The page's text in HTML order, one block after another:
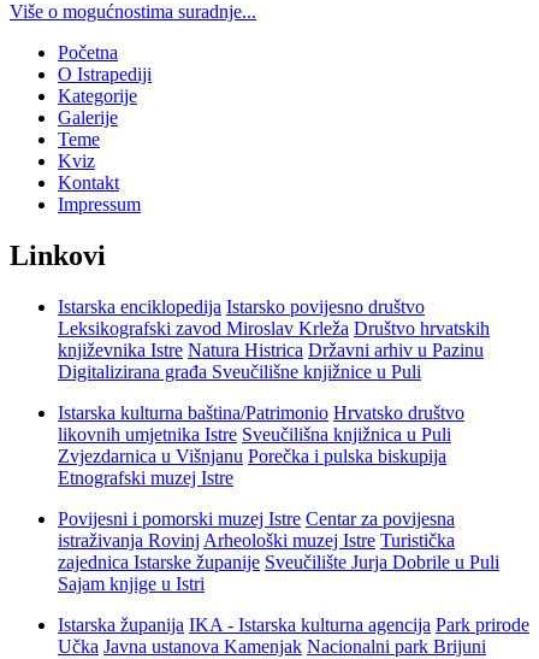
Više o mogućnostima suradnje...
Početna
O Istrapediji
Kategorije
Galerije
Teme
Kviz
Kontakt
Impressum
Linkovi
Istarska enciklopedija Istarsko povijesno društvo
Leksikografski zavod Miroslav Krleža Društvo hrvatskih
književnika Istre Natura Histrica Državni arhiv u Pazinu
Digitalizirana građa Sveučilišne knjižnice u Puli
Istarska kulturna baština/Patrimonio Hrvatsko društvo
likovnih umjetnika Istre Sveučilišna knjižnica u Puli
Zvjezdarnica u Višnjanu Porečka i pulska biskupija
Etnografski muzej Istre
Povijesni i pomorski muzej Istre Centar za povijesna
istraživanja Rovinj Arheološki muzej Istre Turistička
zajednica Istarske županije Sveučilište Jurja Dobrile u Puli
Sajam knjige u Istri
Istarska županija IKA - Istarska kulturna agencija Park prirode
Učka Javna ustanova Kamenjak Nacionalni park Brijuni